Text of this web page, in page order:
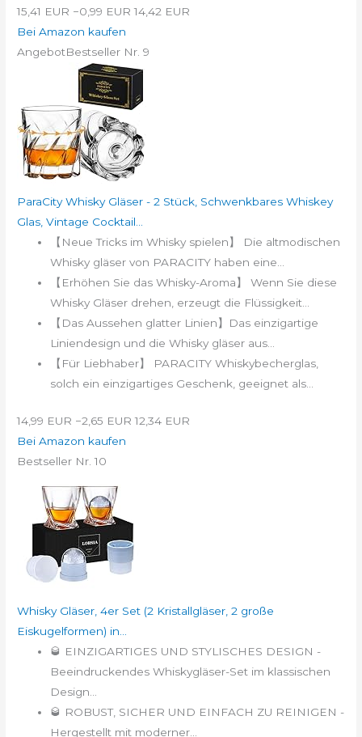
15,41 EUR −0,99 EUR 14,42 EUR
Bei Amazon kaufen
AngebotBestseller Nr. 9
ParaCity Whisky Gläser - 2 Stück, Schwenkbares Whiskey
Glas, Vintage Cocktail...
【Neue Tricks im Whisky spielen】 Die altmodischen
Whisky gläser von PARACITY haben eine...
【Erhöhen Sie das Whisky-Aroma】 Wenn Sie diese
Whisky Gläser drehen, erzeugt die Flüssigkeit...
【Das Aussehen glatter Linien】Das einzigartige
Liniendesign und die Whisky gläser aus...
【Für Liebhaber】 PARACITY Whiskybecherglas,
solch ein einzigartiges Geschenk, geeignet als...
14,99 EUR −2,65 EUR 12,34 EUR
Bei Amazon kaufen
Bestseller Nr. 10
Whisky Gläser, 4er Set (2 Kristallgläser, 2 große
Eiskugelformen) in...
🥃 EINZIGARTIGES UND STYLISCHES DESIGN -
Beeindruckendes Whiskygläser-Set im klassischen
Design...
🥃 ROBUST, SICHER UND EINFACH ZU REINIGEN -
Hergestellt mit moderner...